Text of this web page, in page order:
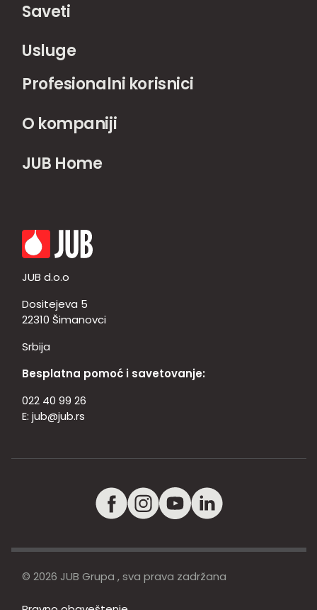
Saveti
Usluge
Profesionalni korisnici
O kompaniji
JUB Home
JUB d.o.o
Dositejeva 5
22310 Šimanovci
Srbija
Besplatna pomoć i savetovanje:
022 40 99 26
E: jub@jub.rs
© 2026 JUB Grupa , sva prava zadržana